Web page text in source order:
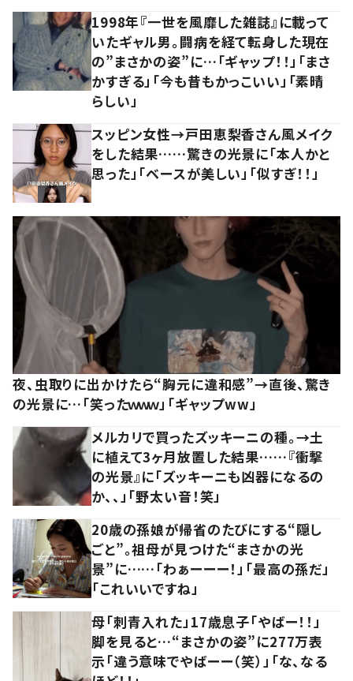
1998年『一世を風靡した雑誌』に載って
いたギャル男。闘病を経て転身した現在
の”まさかの姿”に…「ギャップ！！」「まさ
かすぎる」「今も昔もかっこいい」「素晴
らしい」
スッピン女性→戸田恵梨香さん風メイク
をした結果……驚きの光景に「本人かと
思った」「ベースが美しい」「似すぎ！！」
夜、虫取りに出かけたら“胸元に違和感”→直後、驚き
の光景に…「笑ったｗｗｗ」「ギャップww」
メルカリで買ったズッキーニの種。→土
に植えて3ヶ月放置した結果……『衝撃
の光景』に「ズッキーニも凶器になるの
か、、」「野太い音！笑」
20歳の孫娘が帰省のたびにする“隠し
ごと”。祖母が見つけた“まさかの光
景”に……「わぁーーー！」「最高の孫だ」
「これいいですね」
母「刺青入れた」17歳息子「やばー！！」
脚を見ると…“まさかの姿”に277万表
示「違う意味でやばーー（笑）」「な、なる